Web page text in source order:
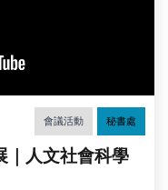
會議活動 秘書處
｜人文社會科學